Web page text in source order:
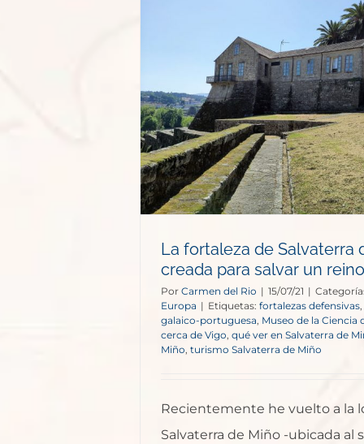
La fortaleza de Salvaterra
creada para salvar un reino
Por Carmen del Rio | 15/07/21 |
Europa | Etiquetas: fortalezas defensivas
galaico-portuguesa Museo de la Ciencia
cerca de Vigo, qué ver en Salvaterra de
Miño turismo Salvaterra de Miño
Recientemente he vuelto a la
Salvaterra de Miño -ubicada al